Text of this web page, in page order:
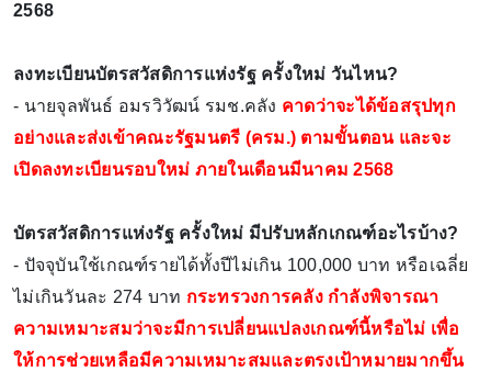
2568
ลงทะเบียนบัตรสวัสดิการแห่งรัฐ ครั้งใหม่ วันไหน?
- นายจุลพันธ์ อมรวิวัฒน์ รมช.คลัง คาดว่าจะได้ข้อสรุปทุก
อย่างและส่งเข้าคณะรัฐมนตรี (ครม.) ตามขั้นตอน และจะ
เปิดลงทะเบียนรอบใหม่ ภายในเดือนมีนาคม 2568
บัตรสวัสดิการแห่งรัฐ ครั้งใหม่ มีปรับหลักเกณฑ์อะไรบ้าง?
- ปัจจุบันใช้เกณฑ์รายได้ทั้งปีไม่เกิน 100,000 บาท หรือเฉลี่ย
ไม่เกินวันละ 274 บาท กระทรวงการคลัง กำลังพิจารณา
ความเหมาะสมว่าจะมีการเปลี่ยนแปลงเกณฑ์นี้หรือไม่ เพื่อ
ให้การช่วยเหลือมีความเหมาะสมและตรงเป้าหมายมากขึ้น